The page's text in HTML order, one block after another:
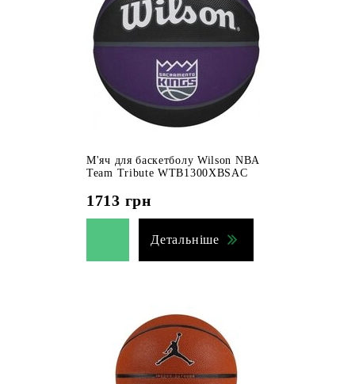
М'яч для баскетболу Wilson NBA
Team Tribute WTB1300XBSAC
1713 грн
Детальніше